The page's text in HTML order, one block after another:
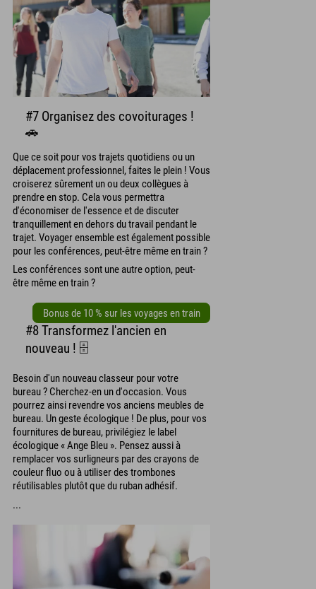
#7 Organisez des covoiturages !
🚗
Que ce soit pour vos trajets quotidiens ou un
déplacement professionnel, faites le plein ! Vous
croiserez sûrement un ou deux collègues à
prendre en stop. Cela vous permettra
d'économiser de l'essence et de discuter
tranquillement en dehors du travail pendant le
trajet. Voyager ensemble est également possible
pour les conférences, peut-être même en train ?
Les conférences sont une autre option, peut-
être même en train ?
Bonus de 10 % sur les voyages en train
#8 Transformez l'ancien en
nouveau ! 🗄️
Besoin d'un nouveau classeur pour votre
bureau ? Cherchez-en un d'occasion. Vous
pourrez ainsi revendre vos anciens meubles de
bureau. Un geste écologique ! De plus, pour vos
fournitures de bureau, privilégiez le label
écologique « Ange Bleu ». Pensez aussi à
remplacer vos surligneurs par des crayons de
couleur fluo ou à utiliser des trombones
réutilisables plutôt que du ruban adhésif.
...